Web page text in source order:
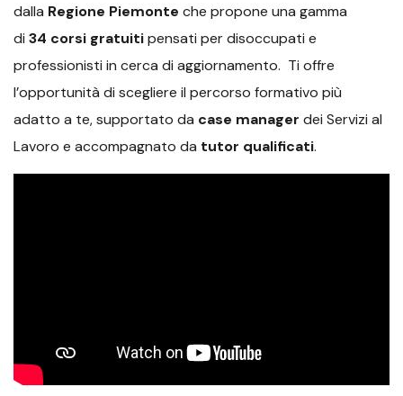
dalla Regione Piemonte che propone una gamma
di 34 corsi gratuitipensati per disoccupati e
professionisti in cerca di aggiornamento. Ti offre
l’opportunità di scegliere il percorso formativo più
adatto a te, supportato da case manager dei Servizi al
Lavoro e accompagnato da tutor qualificati.